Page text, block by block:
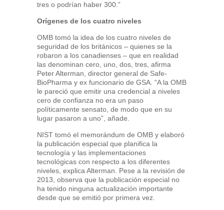
tres o podrían haber 300.”
Orígenes de los cuatro niveles
OMB tomó la idea de los cuatro niveles de
seguridad de los británicos – quienes se la
robaron a los canadienses – que en realidad
las denominan cero, uno, dos, tres, afirma
Peter Alterman, director general de Safe-
BioPharma y ex funcionario de GSA. “A la OMB
le pareció que emitir una credencial a niveles
cero de confianza no era un paso
políticamente sensato, de modo que en su
lugar pasaron a uno”, añade.
NIST tomó el memorándum de OMB y elaboró
la publicación especial que planifica la
tecnología y las implementaciones
tecnológicas con respecto a los diferentes
niveles, explica Alterman. Pese a la revisión de
2013, observa que la publicación especial no
ha tenido ninguna actualización importante
desde que se emitió por primera vez.